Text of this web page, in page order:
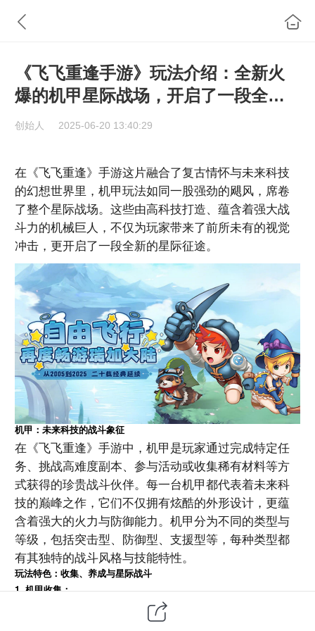
《飞飞重逢手游》玩法介绍：全新火
爆的机甲星际战场，开启了一段全新
的星际征途
创始人 2025-06-20 13:40:29
在《飞飞重逢》手游这片融合了复古情怀与未来科技
的幻想世界里，机甲玩法如同一股强劲的飓风，席卷
了整个星际战场。这些由高科技打造、蕴含着强大战
斗力的机械巨人，不仅为玩家带来了前所未有的视觉
冲击，更开启了一段全新的星际征途。
机甲：未来科技的战斗象征
在《飞飞重逢》手游中，机甲是玩家通过完成特定任
务、挑战高难度副本、参与活动或收集稀有材料等方
式获得的珍贵战斗伙伴。每一台机甲都代表着未来科
技的巅峰之作，它们不仅拥有炫酷的外形设计，更蕴
含着强大的火力与防御能力。机甲分为不同的类型与
等级，包括突击型、防御型、支援型等，每种类型都
有其独特的战斗风格与技能特性。
玩法特色：收集、养成与星际战斗
1.机甲收集：
机甲的收集是《飞飞重逢》手游中的一大乐趣。玩家